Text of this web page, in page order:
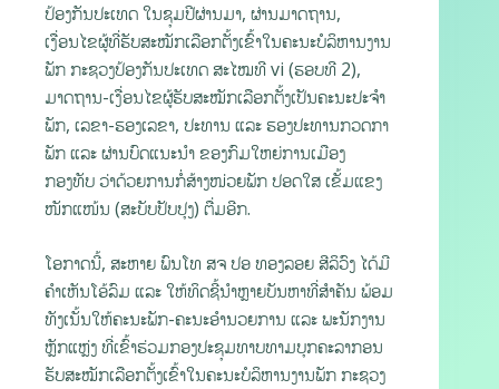
ປ້ອງກັນປະເທດ ໃນຊຸມປີຜ່ານມາ, ຜ່ານມາດຖານ,
ເງື່ອນໄຂຜູ້ທີ່ຮັບສະໝັກເລືອກຕັ້ງເຂົ້າໃນຄະນະບໍລິຫານງານ
ພັກ ກະຊວງປ້ອງກັນປະເທດ ສະໄໝທີ vi (ຮອບທີ 2),
ມາດຖານ-ເງື່ອນໄຂຜູ້ຮັບສະໝັກເລືອກຕັ້ງເປັນຄະນະປະຈໍາ
ພັກ, ເລຂາ-ຮອງເລຂາ, ປະທານ ແລະ ຮອງປະທານກວດກາ
ພັກ ແລະ ຜ່ານບົດແນະນໍາ ຂອງກົມໃຫຍ່ການເມືອງ
ກອງທັບ ວ່າດ້ວຍການກໍ່ສ້າງໜ່ວຍພັກ ປອດໃສ ເຂັ້ມແຂງ
ໜັກແໜ້ນ (ສະບັບປັບປຸງ) ຕື່ມອີກ.
ໂອກາດນີ້, ສະຫາຍ ພົນໂທ ສຈ ປອ ທອງລອຍ ສີລິວົງ ໄດ້ມີ
ຄໍາເຫັນໂອ້ລົມ ແລະ ໃຫ້ທິດຊີ້ນໍາຫຼາຍບັນຫາທີ່ສຳຄັນ ພ້ອມ
ທັງເນັ້ນໃຫ້ຄະນະພັກ-ຄະນະອຳນວຍການ ແລະ ພະນັກງານ
ຫຼັກແຫຼ່ງ ທີ່ເຂົ້າຮ່ວມກອງປະຊຸມທາບທາມບຸກຄະລາກອນ
ຮັບສະໝັກເລືອກຕັ້ງເຂົ້າໃນຄະນະບໍລິຫານງານພັກ ກະຊວງ